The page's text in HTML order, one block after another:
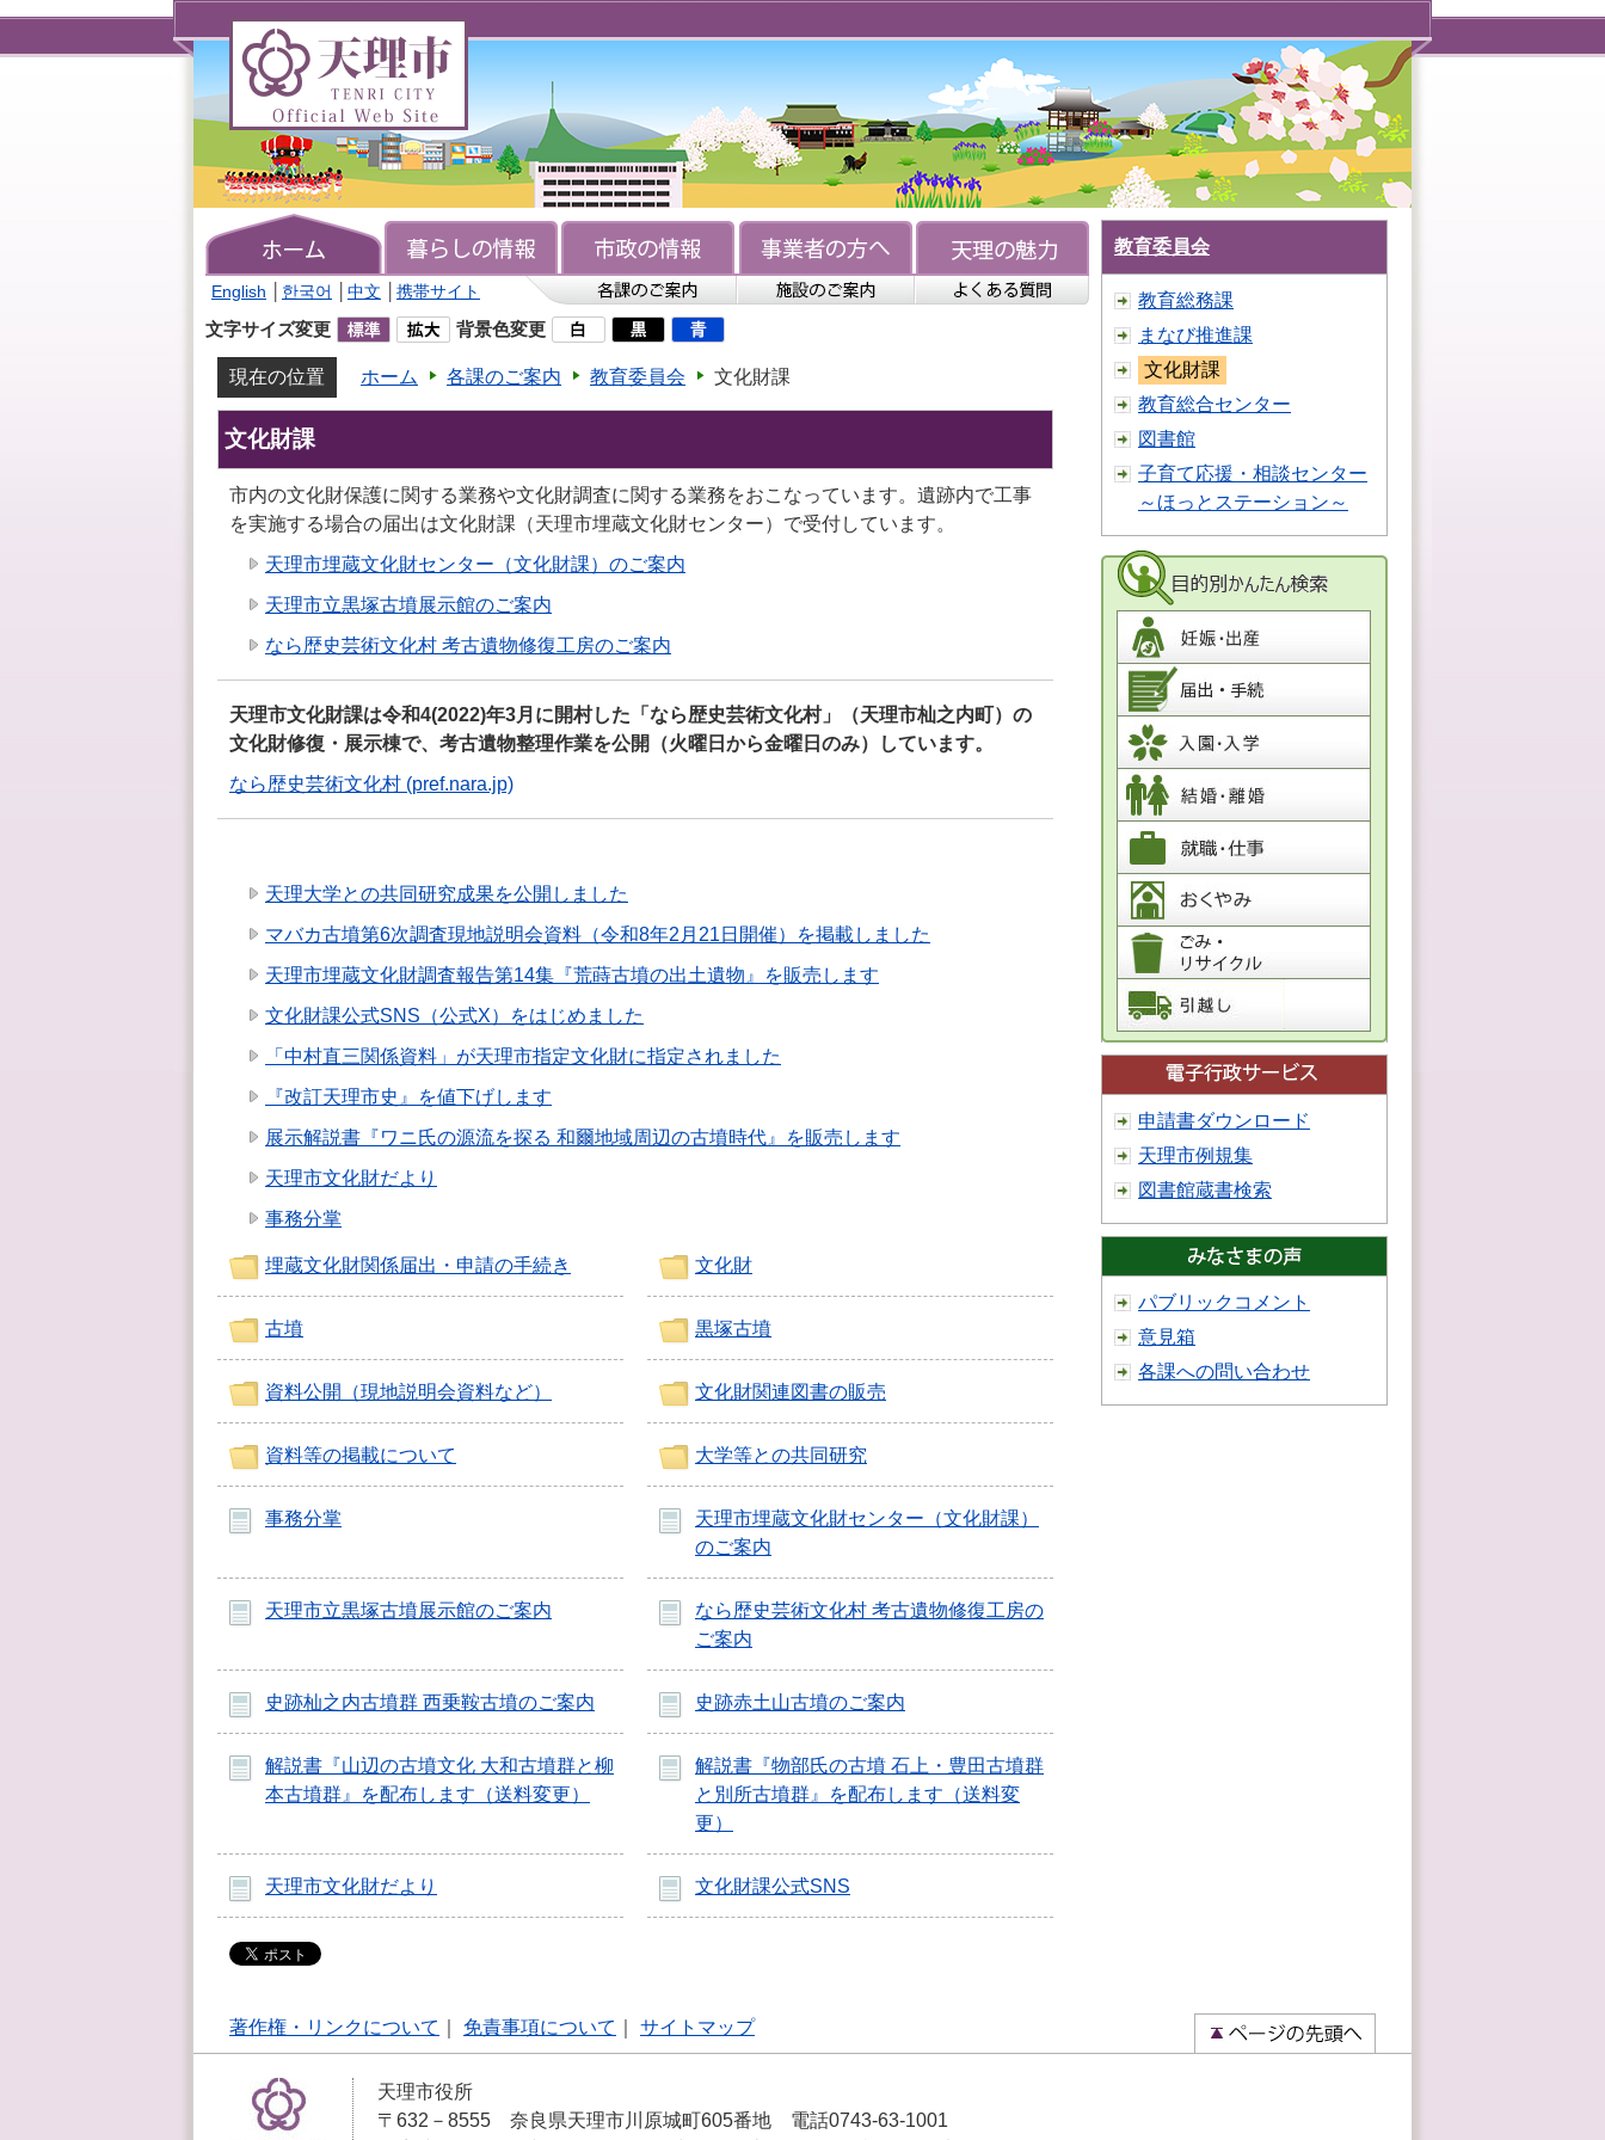
理
TENRI
Official
Site
English 한국어 中文 携帯サイト
文字サイズ変更 背景色変更
現在の位置 ホーム 各課のご案内 教育委員会 文化財課
文化財課
市内の文化財保護に関する業務や文化財調査に関する業務をおこなっています。遺跡内で工事
を実施する場合の届出は文化財課（天理市埋蔵文化財センター）で受付しています。
天理市埋蔵文化財センター（文化財課）のご案内
天理市立黒塚古墳展示館のご案内
なら歴史芸術文化村 考古遺物修復工房のご案内
天理市文化財課は令和4(2022)年3月に開村した「なら歴史芸術文化村」（天理市杣之内町）の
文化財修復・展示棟で、考古遺物整理作業を公開（火曜日から金曜日のみ）しています。
なら歴史芸術文化村 (pref.nara.jp)
天理大学との共同研究成果を公開しました
マバカ古墳第6次調査現地説明会資料（令和8年2月21日開催）を掲載しました
天理市埋蔵文化財調査報告第14集『荒蒔古墳の出土遺物』を販売します
文化財課公式SNS（公式X）をはじめました
「中村直三関係資料」が天理市指定文化財に指定されました
『改訂天理市史』を値下げします
展示解説書『ワニ氏の源流を探る 和爾地域周辺の古墳時代』を販売します
天理市文化財だより
事務分掌
埋蔵文化財関係届出・申請の手続き 文化財
古墳 黒塚古墳
資料公開（現地説明会資料など） 文化財関連図書の販売
資料等の掲載について 大学等との共同研究
事務分掌
天理市埋蔵文化財センター（文化財課）
のご案内
天理市立黒塚古墳展示館のご案内
なら歴史芸術文化村 考古遺物修復工房の
ご案内
史跡杣之内古墳群 西乗鞍古墳のご案内 史跡赤土山古墳のご案内
解説書『山辺の古墳文化 大和古墳群と柳
本古墳群』を配布します（送料変更）
解説書『物部氏の古墳 石上・豊田古墳群
と別所古墳群』を配布します（送料変
更）
天理市文化財だより 文化財課公式SNS
教育委員会
教育総務課
まなび推進課
文化財課
教育総合センター
図書館
子育て応援・相談センター
～ほっとステーション～
申請書ダウンロード
天理市例規集
図書館蔵書検索
パブリックコメント
意見箱
各課への問い合わせ
著作権・リンクについて 免責事項について サイトマップ
天理市役所
〒632－8555 奈良県天理市川原城町605番地 電話0743-63-1001